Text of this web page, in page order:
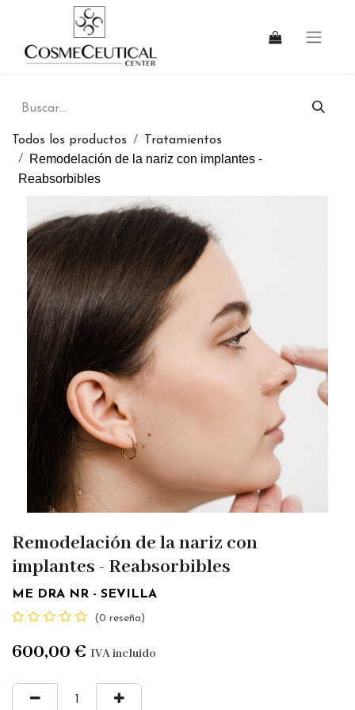
Todos los productos Tratamientos
Remodelación de la nariz con implantes -
Reabsorbibles
Remodelación de la nariz con
implantes - Reabsorbibles
ME DRA NR - SEVILLA
(0 reseña)
600,00 € IVA incluido